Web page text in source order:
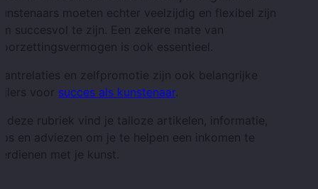
moeten echter veelzijdig en flexibel zijn
succesvol te zijn. Een zekere mate van
is ook essentieel.
en zelfpromotie zijn ook belangrijke
voor succes als kunstenaar.
deze rubriek vind je talloze artikelen, informatie,
en adviezen om je te helpen een inkomen te
met je kunst.